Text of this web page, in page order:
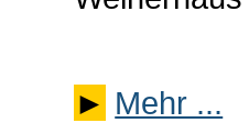
► Mehr ...